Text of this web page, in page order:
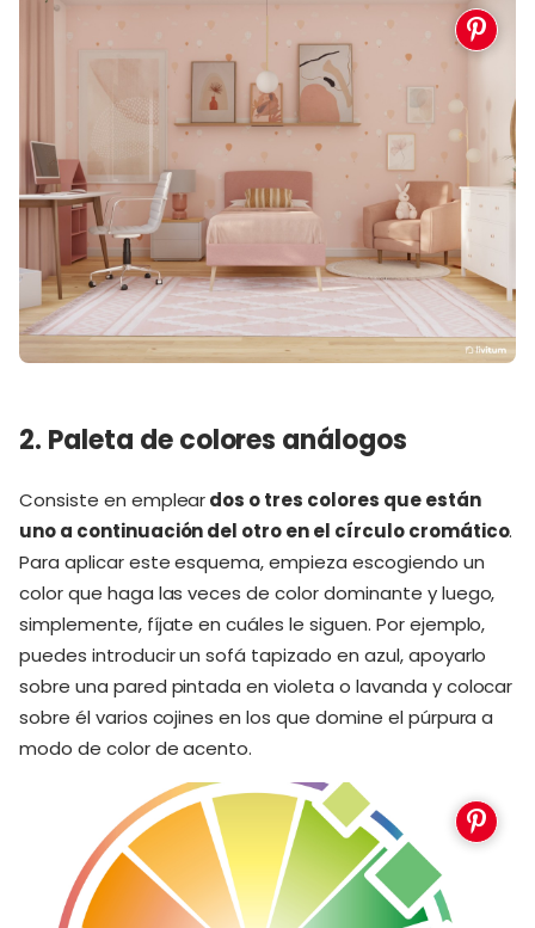
2. Paleta de colores análogos
Consiste en empleardos o tres colores que están
uno a continuación del otro en el círculo cromático.
Para aplicar este esquema, empieza escogiendo un
color que haga las veces de color dominante y luego,
simplemente, fíjate en cuáles le siguen. Por ejemplo,
puedes introducir un sofá tapizado en azul, apoyarlo
sobre una pared pintada en violeta o lavanda y colocar
sobre él varios cojines en los que domine el púrpura a
modo de color de acento.